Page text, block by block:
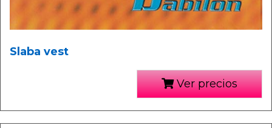
Slaba vest
Ver precios